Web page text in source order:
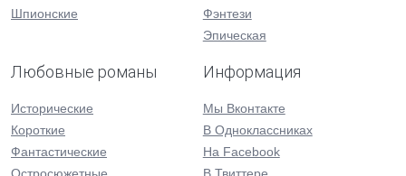
Шпионские
Фэнтези
Эпическая
Любовные романы
Исторические
Короткие
Фантастические
Информация
Мы Вконтакте
В Одноклассниках
На Facebook